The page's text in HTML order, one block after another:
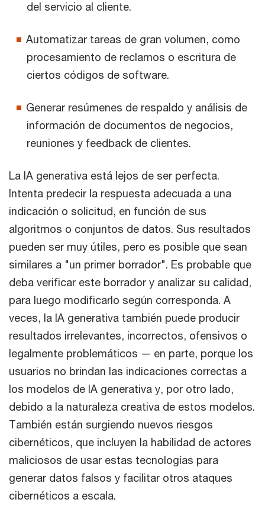
del servicio al cliente.
Automatizar tareas de gran volumen, como
procesamiento de reclamos o escritura de
ciertos códigos de software.
Generar resúmenes de respaldo y análisis de
información de documentos de negocios,
reuniones y feedback de clientes.
La IA generativa está lejos de ser perfecta.
Intenta predecir la respuesta adecuada a una
indicación o solicitud, en función de sus
algoritmos o conjuntos de datos. Sus resultados
pueden ser muy útiles, pero es posible que sean
similares a "un primer borrador". Es probable que
deba verificar este borrador y analizar su calidad,
para luego modificarlo según corresponda. A
veces, la IA generativa también puede producir
resultados irrelevantes, incorrectos, ofensivos o
legalmente problemáticos — en parte, porque los
usuarios no brindan las indicaciones correctas a
los modelos de IA generativa y, por otro lado,
debido a la naturaleza creativa de estos modelos.
También están surgiendo nuevos riesgos
cibernéticos, que incluyen la habilidad de actores
maliciosos de usar estas tecnologías para
generar datos falsos y facilitar otros ataques
cibernéticos a escala.